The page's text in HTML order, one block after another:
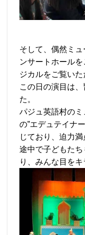
そして、偶然ミ
ンサートホール
ジカルをご覧いた
この日の演目は
た。
パジュ英語村の
の”エデュテイナ
じており、迫力満
途中で子どもた
り、みんな目を